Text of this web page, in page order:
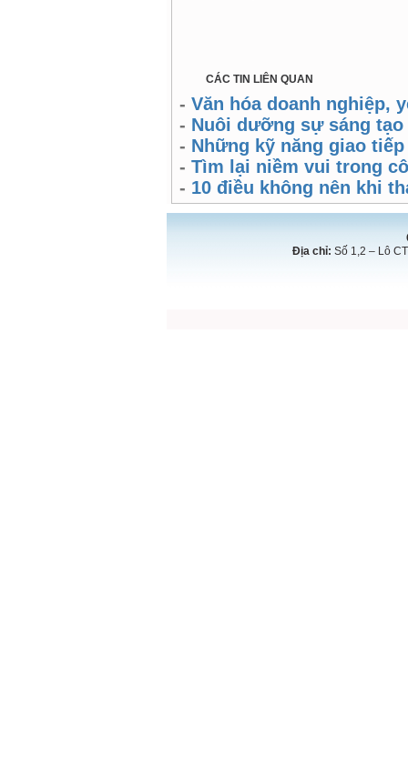
CÁC TIN LIÊN QUAN
- Văn hóa doanh nghiệp,
- Nuôi dưỡng sự sáng
- Những kỹ năng giao
- Tìm lại niềm vui trong
- 10 điều không nên khi
Địa chỉ: Số 1,2 – Lô